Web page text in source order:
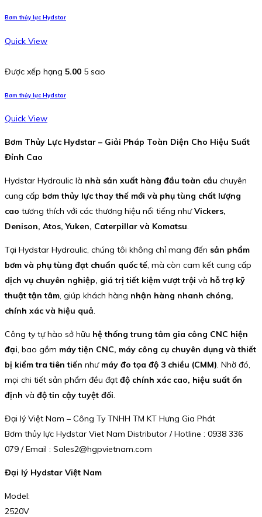
Bơm thủy lực Hydstar
Quick View
Được xếp hạng 5.00 5 sao
Bơm thủy lực Hydstar
Quick View
Bơm Thủy Lực Hydstar – Giải Pháp Toàn Diện Cho Hiệu Suất
Đỉnh Cao
Hydstar Hydraulic là nhà sản xuất hàng đầu toàn cầu chuyên
cung cấp bơm thủy lực thay thế mới và phụ tùng chất lượng
cao tương thích với các thương hiệu nổi tiếng nhưVickers,
Denison, Atos, Yuken, Caterpillar và Komatsu.
Tại Hydstar Hydraulic, chúng tôi không chỉ mang đến sản phẩm
bơm và phụ tùng đạt chuẩn quốc tế, mà còn cam kết cung cấp
dịch vụ chuyên nghiệp, giá trị tiết kiệm vượt trội và hỗ trợ kỹ
thuật tận tâm, giúp khách hàng nhận hàng nhanh chóng,
chính xác và hiệu quả.
Công ty tự hào sở hữu hệ thống trung tâm gia công CNC hiện
đại, bao gồm máy tiện CNC, máy công cụ chuyên dụng và thiết
bị kiểm tra tiên tiến như máy đo tọa độ 3 chiều (CMM). Nhờ đó,
mọi chi tiết sản phẩm đều đạt độ chính xác cao, hiệu suất ổn
định và độ tin cậy tuyệt đối.
Đại lý Việt Nam – Công Ty TNHH TM KT Hưng Gia Phát
Bơm thủy lực Hydstar Viet Nam Distributor / Hotline : 0938 336
079 / Email : Sales2@hgpvietnam.com
Đại lý Hydstar Việt Nam
Model:
2520V